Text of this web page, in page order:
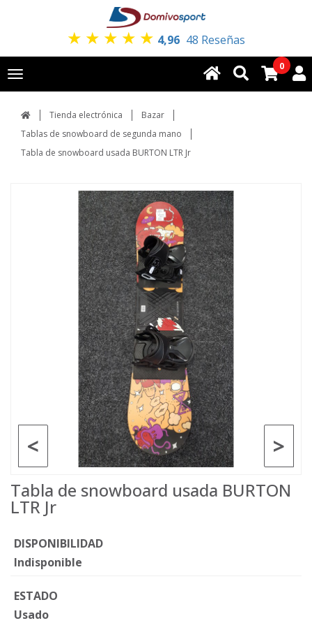
★ ★ ★ ★ ★ 4,96 48 Reseñas
Toggle
navigation
0
Tienda electrónica
Bazar
Tablas de snowboard de segunda mano
Tabla de snowboard usada BURTON LTR Jr
>
<
Tabla de snowboard usada BURTON
LTR Jr
DISPONIBILIDAD
Indisponible
ESTADO
Usado